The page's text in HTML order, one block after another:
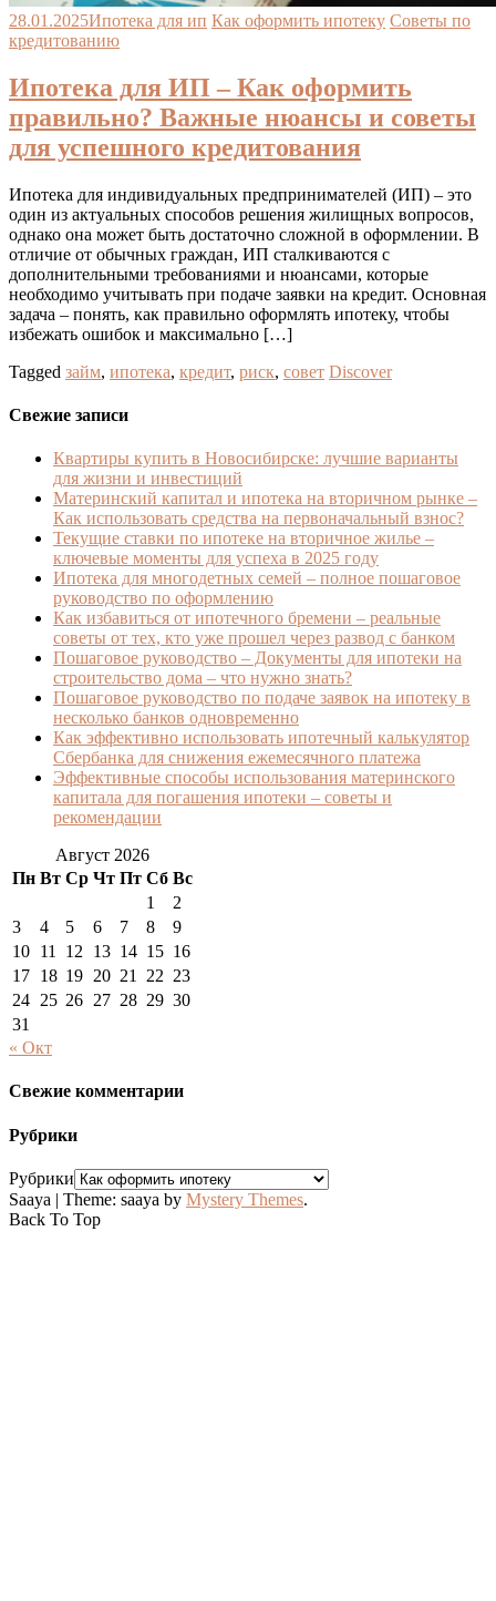
28.01.2025Ипотека для ип Как оформить ипотеку Советы по
кредитованию
Ипотека для ИП – Как оформить
правильно? Важные нюансы и советы
для успешного кредитования
Ипотека для индивидуальных предпринимателей (ИП) – это
один из актуальных способов решения жилищных вопросов,
однако она может быть достаточно сложной в оформлении. В
отличие от обычных граждан, ИП сталкиваются с
дополнительными требованиями и нюансами, которые
необходимо учитывать при подаче заявки на кредит. Основная
задача – понять, как правильно оформлять ипотеку, чтобы
избежать ошибок и максимально […]
Tagged займ, ипотека, кредит, риск, совет Discover
Свежие записи
Квартиры купить в Новосибирске: лучшие варианты
для жизни и инвестиций
Материнский капитал и ипотека на вторичном рынке –
Как использовать средства на первоначальный взнос?
Текущие ставки по ипотеке на вторичное жилье –
ключевые моменты для успеха в 2025 году
Ипотека для многодетных семей – полное пошаговое
руководство по оформлению
Как избавиться от ипотечного бремени – реальные
советы от тех, кто уже прошел через развод с банком
Пошаговое руководство – Документы для ипотеки на
строительство дома – что нужно знать?
Пошаговое руководство по подаче заявок на ипотеку в
несколько банков одновременно
Как эффективно использовать ипотечный калькулятор
Сбербанка для снижения ежемесячного платежа
Эффективные способы использования материнского
капитала для погашения ипотеки – советы и
рекомендации
Август 2026
Пн Вт Ср Чт Пт Сб Вс
1
2
3
4 5 6 7 8
9
10 11 12 13 14 15 16
17 18 19 20 21 22 23
24 25 26 27 28 29 30
31
« Окт
Свежие комментарии
Рубрики
Рубрики
Saaya | Theme: saaya by Mystery Themes.
Back To Top